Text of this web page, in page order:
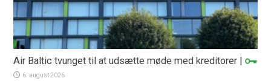
Air Baltic tvunget til at udsætte møde med kreditorer |
6. august 2026